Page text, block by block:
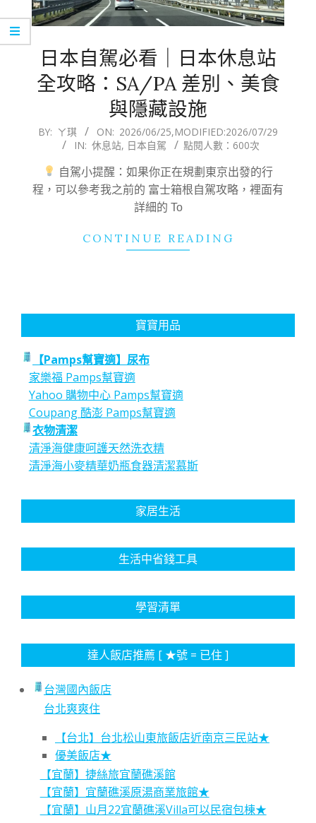
日本自駕必看｜日本休息站
全攻略：SA/PA 差別、美食
與隱藏設施
2026-
BY: ㄚ琪 ON: 2026/06/25,MODIFIED:2026/07/29
IN: 休息站, 日本自駕 點閱人數：600次
自駕小提醒：如果你正在規劃東京出發的行
程，可以參考我之前的 富士箱根自駕攻略，裡面有
詳細的 To
CONTINUE READING
寶寶用品
【Pamps幫寶適】尿布
家樂福 Pamps幫寶適
Yahoo 購物中心 Pamps幫寶適
Coupang 酷澎 Pamps幫寶適
衣物清潔
清淨海健康呵護天然洗衣精
清淨海小麥精華奶瓶食器清潔慕斯
家居生活
生活中省錢工具
學習清單
達人飯店推薦 [ ★號 = 已住 ]
台灣國內飯店
台北爽爽住
【台北】台北松山東旅飯店近南京三民站★
優美飯店★
【宜蘭】捷絲旅宜蘭礁溪館
【宜蘭】宜蘭礁溪原湯商業旅館★
【宜蘭】山月22宜蘭礁溪Villa可以民宿包棟★